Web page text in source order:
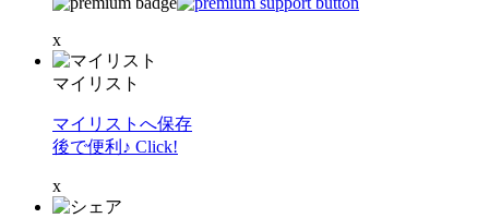
x
マイリスト
マイリストへ保存
後で便利♪ Click!
x